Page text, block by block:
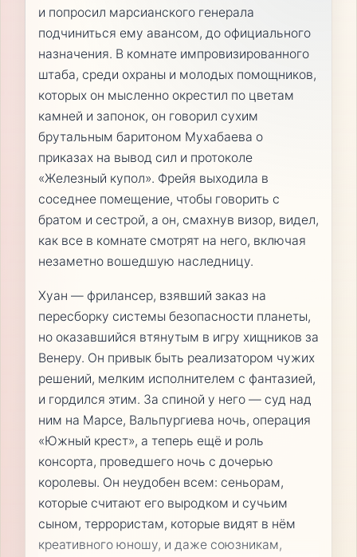
и попросил марсианского генерала
подчиниться ему авансом, до официального
назначения. В комнате импровизированного
штаба, среди охраны и молодых помощников,
которых он мысленно окрестил по цветам
камней и запонок, он говорил сухим
брутальным баритоном Мухабаева о
приказах на вывод сил и протоколе
«Железный купол». Фрейя выходила в
соседнее помещение, чтобы говорить с
братом и сестрой, а он, смахнув визор, видел,
как все в комнате смотрят на него, включая
незаметно вошедшую наследницу.
Хуан — фрилансер, взявший заказ на
пересборку системы безопасности планеты,
но оказавшийся втянутым в игру хищников за
Венеру. Он привык быть реализатором чужих
решений, мелким исполнителем с фантазией,
и гордился этим. За спиной у него — суд над
ним на Марсе, Вальпургиева ночь, операция
«Южный крест», а теперь ещё и роль
консорта, проведшего ночь с дочерью
королевы. Он неудобен всем: сеньорам,
которые считают его выродком и сучьим
сыном, террористам, которые видят в нём
креативного юношу, и даже союзникам,